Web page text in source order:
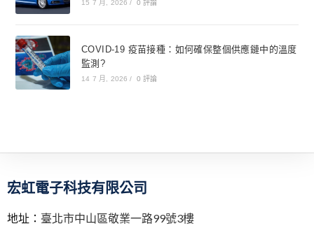
15 7 月, 2026 / 0 評論
COVID-19 疫苗接種：如何確保整個供應鏈中的溫度
監測?
14 7 月, 2026 / 0 評論
宏虹電子科技有限公司
地址： 臺北市中山區敬業一路99號3樓